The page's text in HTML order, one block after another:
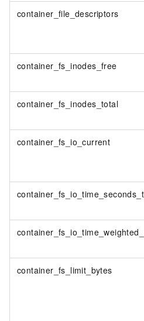
container_file_descriptors
container_fs_inodes_free
container_fs_inodes_total
container_fs_io_current
container_fs_limit_bytes